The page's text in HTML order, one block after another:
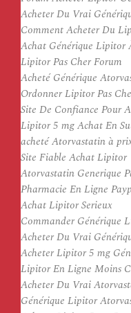
Acheter Du Vrai
Comment Acheter Du
Achat Générique Lipitor
Lipitor Pas Cher Forum
Acheté Générique
Ordonner Lipitor Pas
Site De Confiance Pour
Lipitor 5 mg Achat En
acheté Atorvastatin à
Site Fiable Achat Lipitor
Atorvastatin Generique
Pharmacie En Ligne
Achat Lipitor Serieux
Commander Générique
Acheter Du Vrai
Acheter Lipitor 5 mg
Lipitor En Ligne Moins
Acheter Du Vrai
Générique Lipitor